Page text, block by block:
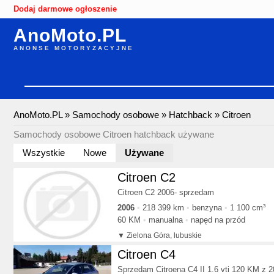
Dodaj darmowe ogłoszenie
AnoMoto.PL
ANONSE MOTORYZACYJNE
AnoMoto.PL» Samochody osobowe » Hatchback » Citroen
Samochody osobowe Citroen hatchback używane
Wszystkie
Nowe Używane
Citroen C2
Citroen C2 2006- sprzedam
2006
218 399 km benzyna
1 100 cm³
60 KM
manualna napęd na przód
Zielona Góra, lubuskie
Citroen C4
Sprzedam Citroena C4 II 1.6 vti 120 KM z